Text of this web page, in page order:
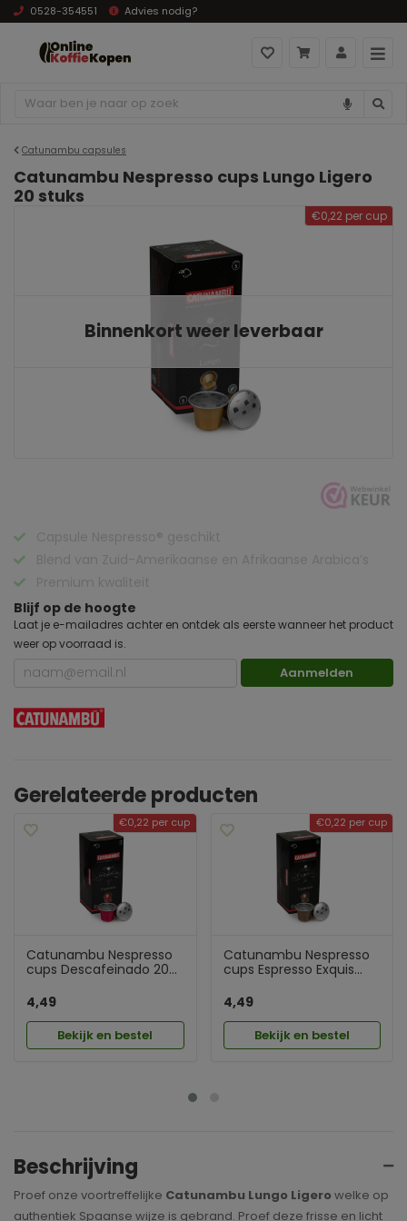
0528-354551 Advies nodig?
Catunambu capsules
Catunambu Nespresso cups Lungo Ligero
20 stuks
€0,22 per cup
Binnenkort weer leverbaar
Blijf op de hoogte
Laat je e-mailadres achter en ontdek als eerste wanneer het product
weer op voorraad is.
Aanmelden
Beschrijving
Proef onze voortreffelijke Catunambu Lungo Ligero welke op
authentiek Spaanse wijze is gebrand. Proef deze frisse en licht
Gerelateerde producten
€0,22 per cup
Catunambu Nespresso
cups Descafeinado 20...
4,49
Bekijk en bestel
€0,22 per cup
Catunambu Nespresso
cups Espresso Exquis...
4,49
Bekijk en bestel